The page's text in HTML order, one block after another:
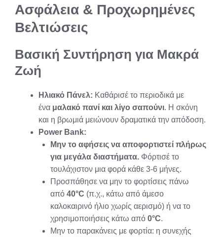
Ασφάλεια & Προχωρημένες
Βελτιώσεις
Βασική Συντήρηση για Μακρά
Ζωή
Ηλιακό Πάνελ: Καθάρισέ το περιοδικά με
ένα μαλακό πανί και λίγο σαπούνι. Η σκόνη
και η βρωμιά μειώνουν δραματικά την απόδοση.
Power Bank:
Μην το αφήσεις να αποφορτιστεί πλήρως
για μεγάλα διαστήματα. Φόρτισέ το
τουλάχιστον μια φορά κάθε 3-6 μήνες.
Προσπάθησε να μην το φορτίσεις πάνω
από 40°C (π.χ., κάτω από άμεσο
καλοκαιρινό ήλιο χωρίς αερισμό) ή να το
χρησιμοποιήσεις κάτω από 0°C.
Μην το παρακάνεις με φορτία: η συνεχής